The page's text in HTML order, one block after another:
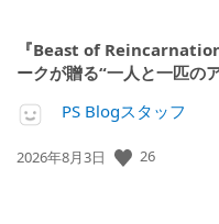
『Beast of
ークが贈る“一人と一匹の
PS Blogスタッフ
公
2026年8月3日 26